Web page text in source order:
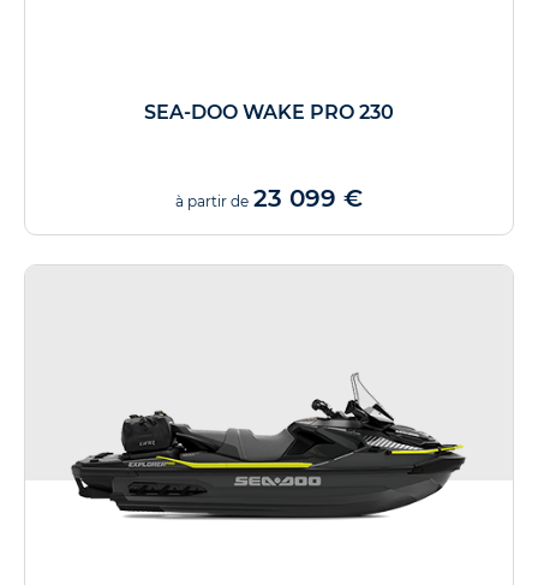
SEA-DOO WAKE PRO 230
à partir de 23 099 €